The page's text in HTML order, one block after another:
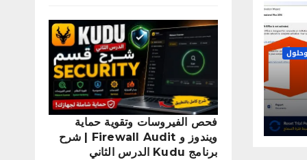
فحص الفيروسات وتقوية حماية
ويندوز و Firewall Audit | شرح
برنامج Kudu الدرس الثاني